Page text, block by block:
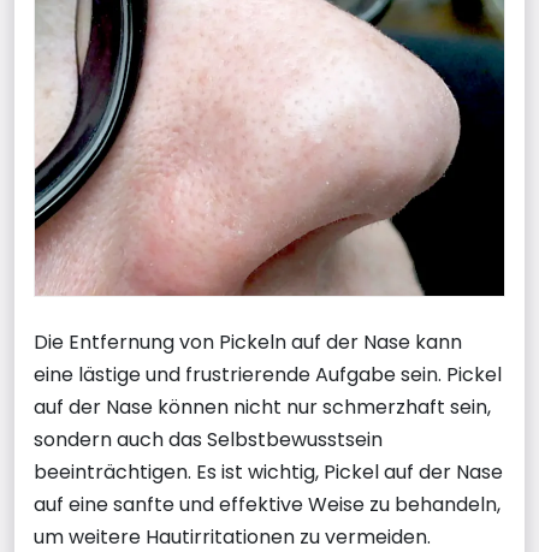
Die Entfernung von Pickeln auf der Nase kann
eine lästige und frustrierende Aufgabe sein. Pickel
auf der Nase können nicht nur schmerzhaft sein,
sondern auch das Selbstbewusstsein
beeinträchtigen. Es ist wichtig, Pickel auf der Nase
auf eine sanfte und effektive Weise zu behandeln,
um weitere Hautirritationen zu vermeiden.